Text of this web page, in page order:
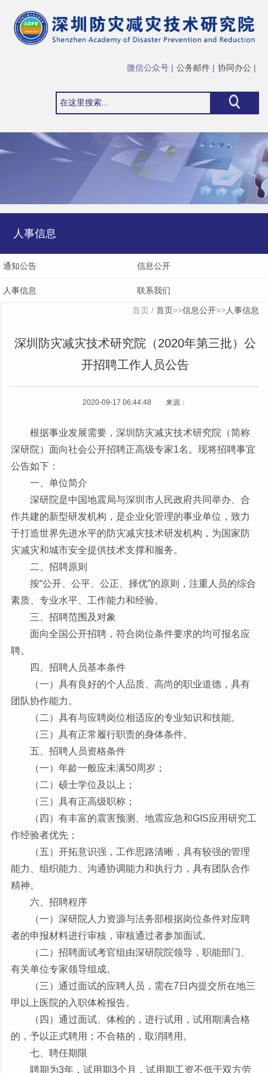
协同办公 |
公务邮件 |
微信公众号 |
人事信息
通知公告 信息公开
人事信息 联系我们
首页 / 首页>>信息公开>>人事信息
深圳防灾减灾技术研究院（2020年第三批）公
开招聘工作人员公告
2020-09-17 06:44:48 来源：
根据事业发展需要，深圳防灾减灾技术研究院（简称
深研院）面向社会公开招聘正高级专家1名。现将招聘事宜
公告如下：
一、单位简介
深研院是中国地震局与深圳市人民政府共同举办、合
作共建的新型研发机构，是企业化管理的事业单位，致力
于打造世界先进水平的防灾减灾技术研发机构，为国家防
灾减灾和城市安全提供技术支撑和服务。
二、招聘原则
按“公开、公平、公正、择优”的原则，注重人员的综合
素质、专业水平、工作能力和经验。
三、招聘范围及对象
面向全国公开招聘，符合岗位条件要求的均可报名应
聘。
四、招聘人员基本条件
（一）具有良好的个人品质、高尚的职业道德，具有
团队协作能力。
（二）具有与应聘岗位相适应的专业知识和技能。
（三）具有正常履行职责的身体条件。
五、招聘人员资格条件
（一）年龄一般应未满50周岁；
（二）硕士学位及以上；
（三）具有正高级职称；
（四）有丰富的震害预测、地震应急和GIS应用研究工
作经验者优先；
（五）开拓意识强，工作思路清晰，具有较强的管理
能力、组织能力、沟通协调能力和执行力，具有团队合作
精神。
六、招聘程序
（一） 深研院 人力资源与法务部根据岗位条件对应聘
者的申报材料进行审核，审核通过者参加面试。
（二）招聘面试考官组由深研院院领导，职能部门、
有关单位专家领导组成。
（三）通过面试的应聘人员，需在7日内提交所在地三
甲以上医院的入职体检报告。
（四）通过面试、体检的，进行试用，试用期满合格
的，予以正式聘用；不合格的，取消聘用。
七、聘任期限
聘期为3年，试用期3个月，试用期工资不低于双方劳